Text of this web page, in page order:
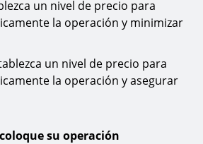
un nivel de precio para
la operación y minimizar
un nivel de precio para
la operación y asegurar
su operación